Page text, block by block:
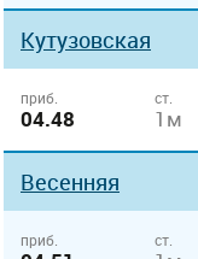
Кутузовская
приб.
04.48
ст.
1м
Весенняя
приб. ст.